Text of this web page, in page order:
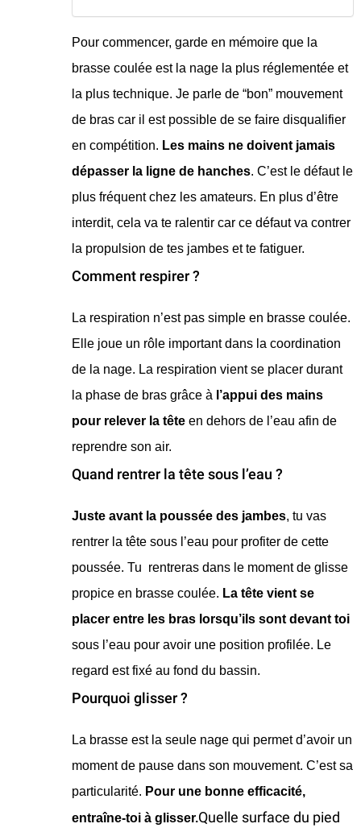
Pour commencer, garde en mémoire que la
brasse coulée est la nage la plus réglementée et
la plus technique. Je parle de “bon” mouvement
de bras car il est possible de se faire disqualifier
en compétition. Les mains ne doivent jamais
dépasser la ligne de hanches. C’est le défaut le
plus fréquent chez les amateurs. En plus d’être
interdit, cela va te ralentir car ce défaut va contrer
la propulsion de tes jambes et te fatiguer.
Comment respirer ?
La respiration n’est pas simple en brasse coulée.
Elle joue un rôle important dans la coordination
de la nage. La respiration vient se placer durant
la phase de bras grâce à l’appui des mains
pour relever la têteen dehors de l’eau afin de
reprendre son air.
Quand rentrer la tête sous l’eau ?
Juste avant la poussée des jambes, tu vas
rentrer la tête sous l’eau pour profiter de cette
poussée. Tu rentreras dans le moment de glisse
propice en brasse coulée. La tête vient se
placer entre les bras lorsqu’ils sont devant toi
sous l’eau pour avoir une position profilée. Le
regard est fixé au fond du bassin.
Pourquoi glisser ?
La brasse est la seule nage qui permet d’avoir un
moment de pause dans son mouvement. C’est sa
particularité. Pour une bonne efficacité,
entraîne-toi à glisser.Quelle surface du pied